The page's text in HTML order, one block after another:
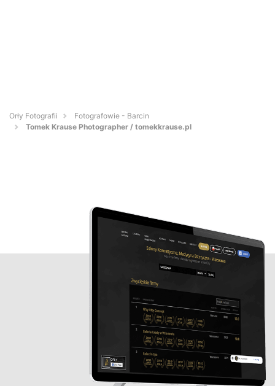
Orły Fotografii
Fotografowie - Barcin
Tomek Krause Photographer / tomekkrause.pl